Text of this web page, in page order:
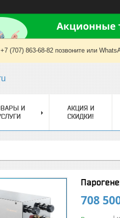
+7 (707) 863-68-82 позвоните или
И
АКЦИЯ И
СКИДКИ!
708